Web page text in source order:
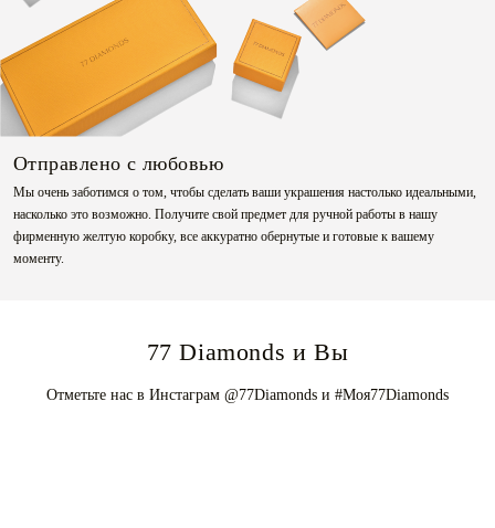
Отправлено с любовью
Мы очень заботимся о том, чтобы сделать ваши украшения настолько идеальными,
насколько это возможно. Получите свой предмет для ручной работы в нашу
фирменную желтую коробку, все аккуратно обернутые и готовые к вашему
моменту.
77 Diamonds и Вы
Отметьте нас в Инстаграм @77Diamonds и #Моя77Diamonds